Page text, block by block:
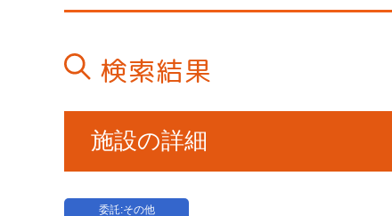
検索結果
施設の詳細
委託:その他